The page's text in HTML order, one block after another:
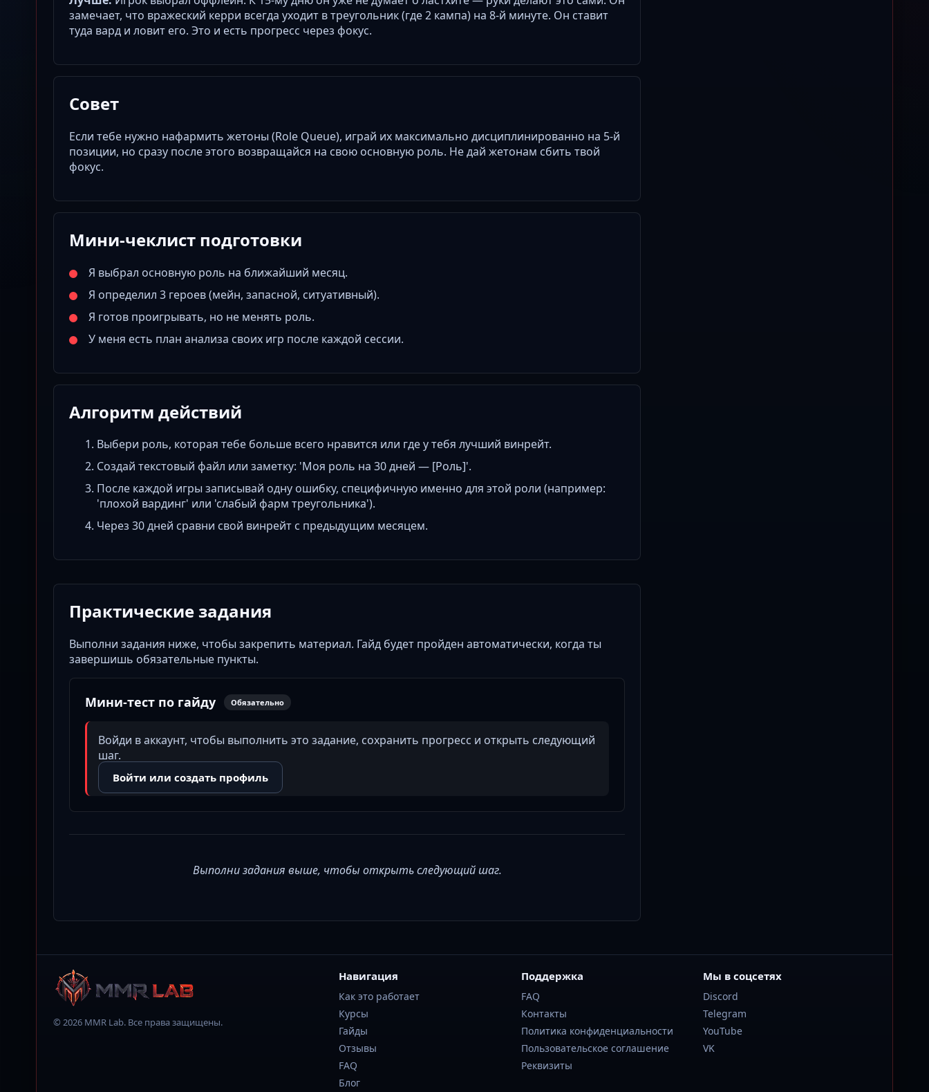
замечает, что вражеский керри всегда уходит в треугольник (где 2 кампа) на 8-й минуте. Он ставит
туда вард и ловит его. Это и есть прогресс через фокус.
Совет
Если тебе нужно нафармить жетоны (Role Queue), играй их максимально дисциплинированно на 5-й
позиции, но сразу после этого возвращайся на свою основную роль. Не дай жетонам сбить твой
фокус.
Мини-чеклист подготовки
Я выбрал основную роль на ближайший месяц.
Я определил 3 героев (мейн, запасной, ситуативный).
Я готов проигрывать, но не менять роль.
У меня есть план анализа своих игр после каждой сессии.
Алгоритм действий
Выбери роль, которая тебе больше всего нравится или где у тебя лучший винрейт.
Создай текстовый файл или заметку: 'Моя роль на 30 дней — [Роль]'.
После каждой игры записывай одну ошибку, специфичную именно для этой роли (например:
'плохой вардинг' или 'слабый фарм треугольника').
Через 30 дней сравни свой винрейт с предыдущим месяцем.
Практические задания
Выполни задания ниже, чтобы закрепить материал. Гайд будет пройден автоматически, когда ты
завершишь обязательные пункты.
Мини-тест по гайду Обязательно
Войди в аккаунт, чтобы выполнить это задание, сохранить прогресс и открыть следующий
шаг.
Войти или создать профиль
Выполни задания выше, чтобы открыть следующий шаг.
© 2026 MMR Lab. Все права защищены.
Навигация
Как это работает
Курсы
Гайды
Отзывы
FAQ
Блог
Поддержка
FAQ
Контакты
Политика конфиденциальности
Пользовательское соглашение
Реквизиты
Мы в соцсетях
Discord
Telegram
YouTube
VK